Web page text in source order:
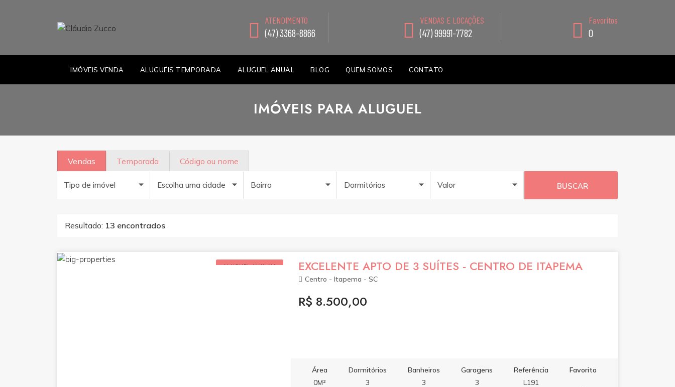
ATENDIMENTO
(47) 3368-8866
VENDAS E LOCAÇÕES
(47) 99991-7782
Favoritos
0
IMÓVEIS VENDA ALUGUÉIS TEMPORADA ALUGUEL ANUAL BLOG QUEM SOMOS CONTATO
IMÓVEIS PARA ALUGUEL
Vendas Temporada Código ou nome
Tipo de imóvel Escolha uma cidade Bairro Dormitórios Valor BUSCAR
Resultado: 13 encontrados
ALUGUEL (ANUAL) EXCELENTE APTO DE 3 SUÍTES - CENTRO DE ITAPEMA
Centro - Itapema - SC
R$ 8.500,00
Área
0M²
Dormitórios
3
Banheiros
3
Garagens
3
Referência
L191
Favorito